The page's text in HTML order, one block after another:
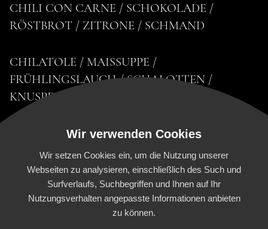
CHILI CON CARNE / SCHOKOLADE /
RÖSTBROT / ZITRONE / SCHMAND
CHILATOLE / MAISSUPPE /
FRÜHLINGSLAUCH / SCHALOTTEN /
KNUSPER
HOME FOOD EXPERIENCE
CATERING
1881 MOMENTS
Wir verwenden Cookies
Wir setzen Cookies ein, um die Nutzung unserer
Webseiten zu analysieren, einschließlich des Such und
Surfverlaufs, Suchbegriffen und Ihnen auf Ihr
Nutzungsverhalten angepasste Informationen anbieten
zu können.